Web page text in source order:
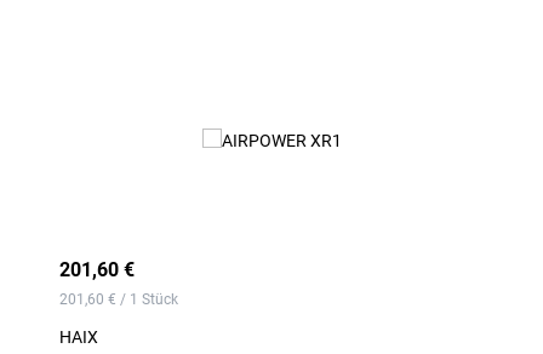
201,60 €
201,60 € / 1 Stück
HAIX